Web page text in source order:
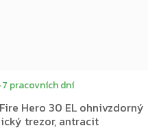
Hero 30 EL ohnivzdorný
trezor, antracit
pracovních dní